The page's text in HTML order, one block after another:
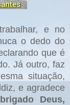
e no
o dedo do
que é
Já outro, faz
situação,
e agradece
Deus,